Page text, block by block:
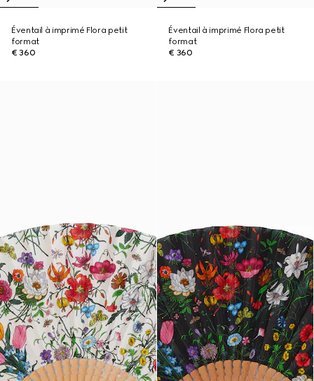
Éventail à imprimé Flora petit
format
€ 360
Éventail à imprimé Flora petit
format
€ 360